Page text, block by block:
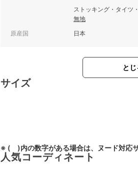
ストッキング・タイツ
無地
原産国 日本
とじ
サイズ
※ ( )内の数字がある場合は、ヌード対応
人気コーディネート